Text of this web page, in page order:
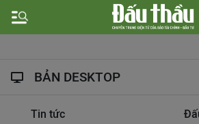
BẢN DESKTOP
Tin tức